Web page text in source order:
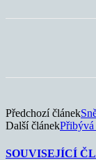
Předchozí článek
Další článekPřibývá
SOUVISEJÍCÍ